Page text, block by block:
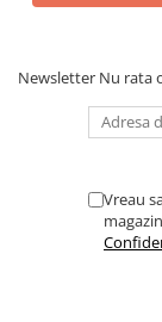
Newsletter Nu rata
Vreau